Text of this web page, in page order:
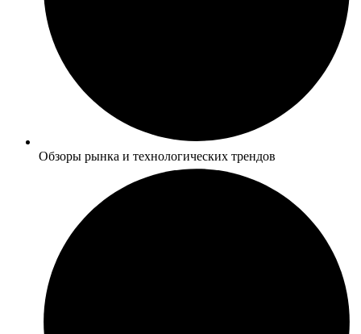
Обзоры рынка и технологических трендов